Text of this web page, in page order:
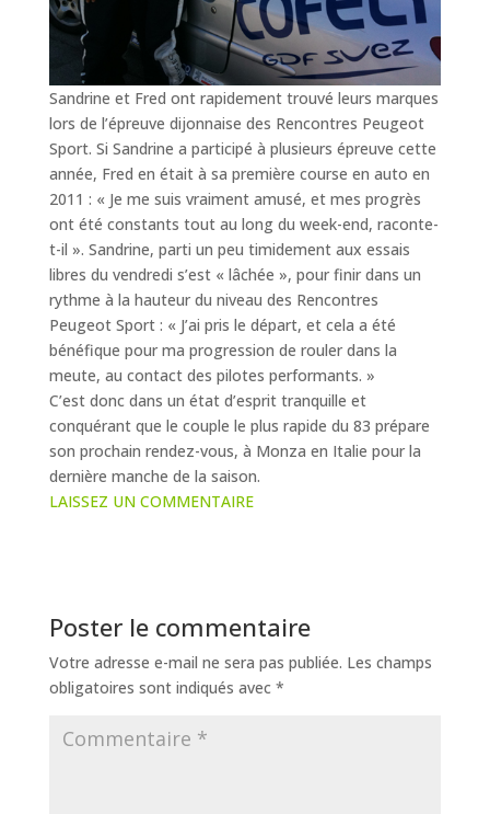
Sandrine et Fred ont rapidement trouvé leurs marques
lors de l’épreuve dijonnaise des Rencontres Peugeot
Sport. Si Sandrine a participé à plusieurs épreuve cette
année, Fred en était à sa première course en auto en
2011 : « Je me suis vraiment amusé, et mes progrès
ont été constants tout au long du week-end, raconte-
t-il ». Sandrine, parti un peu timidement aux essais
libres du vendredi s’est « lâchée », pour finir dans un
rythme à la hauteur du niveau des Rencontres
Peugeot Sport : « J’ai pris le départ, et cela a été
bénéfique pour ma progression de rouler dans la
meute, au contact des pilotes performants. »
C’est donc dans un état d’esprit tranquille et
conquérant que le couple le plus rapide du 83 prépare
son prochain rendez-vous, à Monza en Italie pour la
dernière manche de la saison.
LAISSEZ UN COMMENTAIRE
Poster le commentaire
Votre adresse e-mail ne sera pas publiée. Les champs
obligatoires sont indiqués avec *